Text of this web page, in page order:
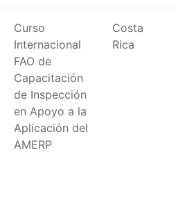
Curso
Internacional
FAO de
Capacitación
de Inspección
en Apoyo a la
Aplicación del
AMERP
Costa
Rica